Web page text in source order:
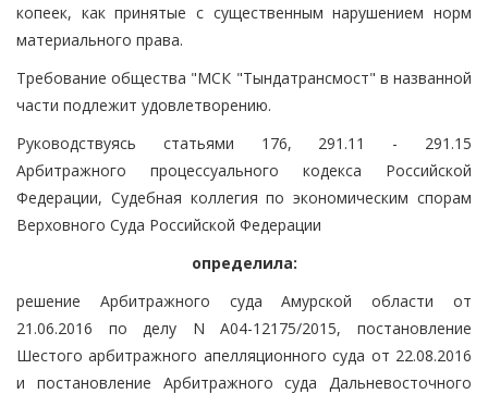
копеек, как принятые с существенным нарушением норм
материального права.
Требование общества "МСК "Тындатрансмост" в названной
части подлежит удовлетворению.
Руководствуясь статьями 176, 291.11 - 291.15
Арбитражного процессуального кодекса Российской
Федерации, Судебная коллегия по экономическим спорам
Верховного Суда Российской Федерации
определила:
решение Арбитражного суда Амурской области от
21.06.2016 по делу N А04-12175/2015, постановление
Шестого арбитражного апелляционного суда от 22.08.2016
и постановление Арбитражного суда Дальневосточного